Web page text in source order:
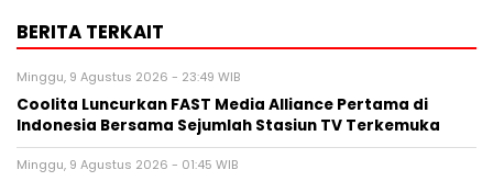
BERITA TERKAIT
Minggu, 9 Agustus 2026 - 23:49 WIB
Coolita Luncurkan FAST Media Alliance Pertama di
Indonesia Bersama Sejumlah Stasiun TV Terkemuka
Minggu, 9 Agustus 2026 - 01:45 WIB